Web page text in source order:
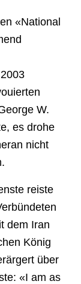
«National
W.
es drohe
nicht
reiste
dem Iran
König
über
«I am as